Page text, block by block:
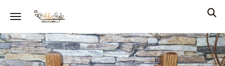
Toggle navigation